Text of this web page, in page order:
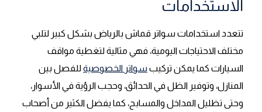
الاستخدامات
تتعدد استخدامات سواتر قماش بالرياض بشكل كبير لتلبي
مختلف الاحتياجات اليومية، فهي مثالية لتغطية مواقف
السيارات كما يمكن تركيب سواتر الخصوصيةللفصل بين
المنازل، وتوفير الظل في الحدائق، وحجب الرؤية في الأسوار،
وحتى تظليل المداخل والمسابح، كما يفضل الكثير من أصحاب